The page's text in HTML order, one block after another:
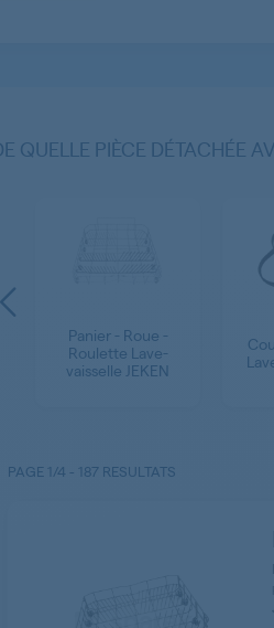
QUELLE PIÈCE DÉTACHÉE
Panier - Roue -
Roulette Lave-
vaisselle JEKEN
PAGE 1/4 - 187 RESULTATS